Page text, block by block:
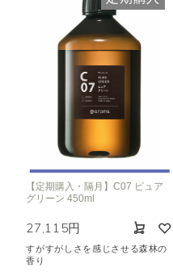
【定期購入・隔月】C07 ピュア
グリーン 450ml
27,115円
すがすがしさを感じさせる森林の
香り